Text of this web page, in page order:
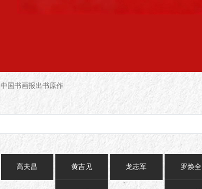
中国书画报出书原作
高夫昌 黄吉见 龙志军 罗焕全